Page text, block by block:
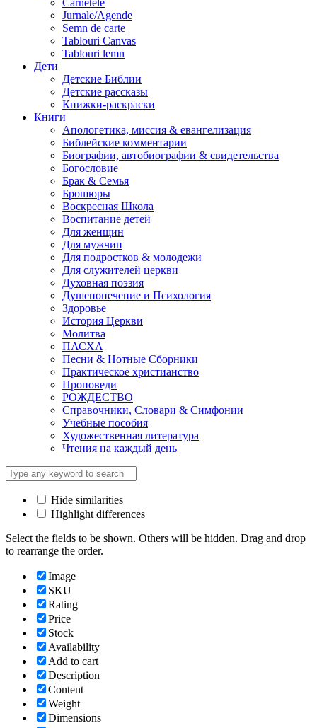
Jurnale/Agende
Semn de carte
Tablouri Canvas
Tablouri lemn
Дети
Детские Библии
Детские рассказы
Книжки-раскраски
Книги
Апологетика, миссия & евангелизация
Библейские комментарии
Биографии, автобиографии & свидетельства
Богословие
Брак & Семья
Брошюры
Воскресная Школа
Воспитание детей
Для женщин
Для мужчин
Для подростков & молодежи
Для служителей церкви
Духовная поэзия
Душепопечение и Психология
Здоровье
История Церкви
Молитва
ПАСХА
Песни & Нотные Сборники
Практическое христианство
Проповеди
РОЖДЕСТВО
Справочники, Словари & Симфонии
Учебные пособия
Художественная литература
Чтения на каждый день
Hide similarities
Highlight differences
Select the fields to be shown. Others will be hidden. Drag and drop
to rearrange the order.
Image
SKU
Rating
Price
Stock
Availability
Add to cart
Description
Content
Weight
Dimensions